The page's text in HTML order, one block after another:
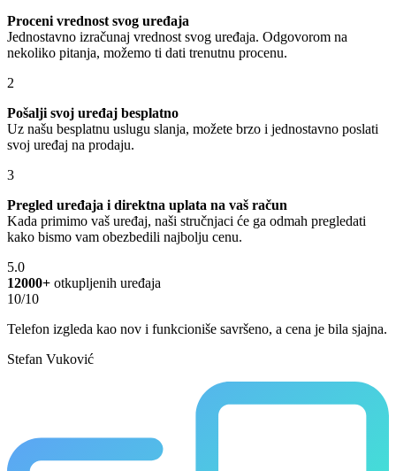
Proceni vrednost svog uređaja
Jednostavno izračunaj vrednost svog uređaja. Odgovorom na
nekoliko pitanja, možemo ti dati trenutnu procenu.
2
Pošalji svoj uređaj besplatno
Uz našu besplatnu uslugu slanja, možete brzo i jednostavno poslati
svoj uređaj na prodaju.
3
Pregled uređaja i direktna uplata na vaš račun
Kada primimo vaš uređaj, naši stručnjaci će ga odmah pregledati
kako bismo vam obezbedili najbolju cenu.
5.0
12000+ otkupljenih uređaja
10/10
Telefon izgleda kao nov i funkcioniše savršeno, a cena je bila sjajna.
Stefan Vuković